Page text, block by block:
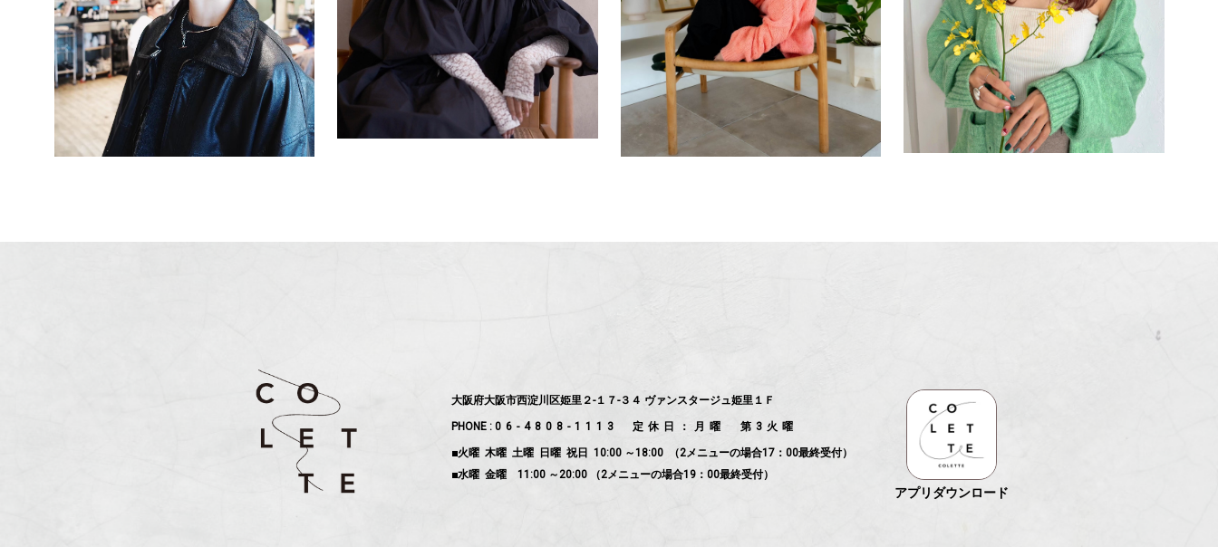
大阪府大阪市西淀川区姫里２-１７-３４ ヴァンスタージュ姫里１Ｆ
PHONE :06-4808-1113 定休日：月曜 第3火曜
■火曜 木曜 土曜 日曜 祝日 10:00 ～18:00 （2メニューの場合17：00最終受付）
■水曜 金曜 11:00 ～20:00 （2メニューの場合19：00最終受付）
アプリダウンロード